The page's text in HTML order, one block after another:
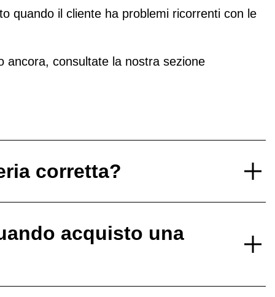
quando il cliente ha problemi ricorrenti con le
ancora, consultate la nostra sezione
corretta?
acquisto una